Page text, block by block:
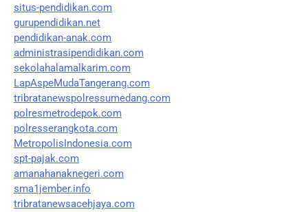
situs-pendidikan.com
gurupendidikan.net
pendidikan-anak.com
administrasipendidikan.com
sekolahalamalkarim.com
LapAspeMudaTangerang.com
tribratanewspolressumedang.com
polresmetrodepok.com
polresserangkota.com
MetropolisIndonesia.com
spt-pajak.com
amanahanaknegeri.com
sma1jember.info
tribratanewsacehjaya.com